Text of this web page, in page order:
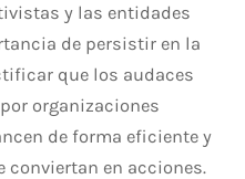
y las entidades
de persistir en la
que los audaces
organizaciones
de forma eficiente y
conviertan en acciones.